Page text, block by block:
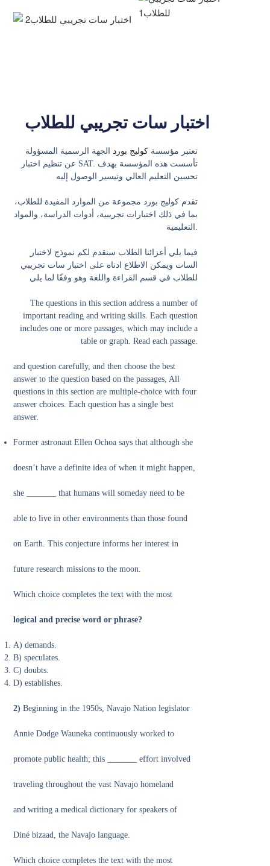
اختبار سات تجريبي للطلاب
تعتبر مؤسسة كوليج بورد
الجهة الرسمية المسؤولة
عن تنظيم اختبار SAT. تأسست هذه المؤسسة بهدف
تحسين التعليم العالي وتيسير الوصول إليه
تقدم كوليج بورد مجموعة من الموارد المفيدة للطلاب،
بما في ذلك اختبارات تجريبية، أدوات الدراسة، والمواد
فيما يلي أعزائنا الطلاب سنقدم لكم نموذج لاختبار
السات ويمكن الاطلاع ادناه على اختبار سات تجريبي
للطلاب في قسم القراءة واللغة وهو وفقًا لما يلي
The questions in this section address a number of
important reading and writing skills. Each question
includes one or more passages, which may include a
table or graph. Read each passage.
and question carefully, and then choose the best
answer to the question based on the passages, All
questions in this section are multiple-choice with four
answer choices. Each question has a single best
answer.
Former astronaut Ellen Ochoa says that although she
doesn’t have a definite idea of when it might happen,
she _______ that humans will someday need to be
able to live in other environments than those found
on Earth. This conjecture informs her interest in
future research missions to the moon.
Which choice completes the text with the most
logical and precise word or phrase?
A) demands.
B) speculates.
C) doubts.
D) establishes.
2) Beginning in the 1950s, Navajo Nation legislator
Annie Dodge Wauneka continuously worked to
promote public health; this _______ effort involved
traveling throughout the vast Navajo homeland
and writing a medical dictionary for speakers of
Diné bizaad, the Navajo language.
Which choice completes the text with the most